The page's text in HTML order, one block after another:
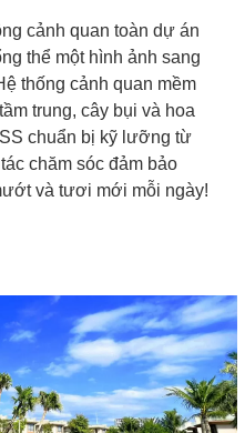
cảnh quan toàn dự án
thể một hình ảnh sang
thống cảnh quan mềm
trung, cây bụi và hoa
chuẩn bị kỹ lưỡng từ
chăm sóc đảm bảo
và tươi mới mỗi ngày!